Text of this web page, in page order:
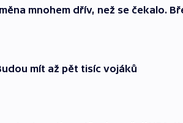
mnohem dřív, než se čekalo.
mít až pět tisíc vojáků